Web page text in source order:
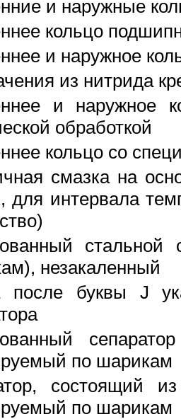
и наружные
кольцо
и наружное
из нитрида
и наружное
обработкой
кольцо со
смазка на
для интервала
стальной
незакаленный
буквы J
по шарикам
состоящий
по шарикам